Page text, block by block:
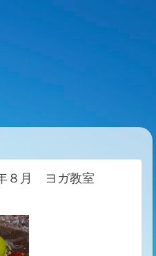
８月 ヨガ教室